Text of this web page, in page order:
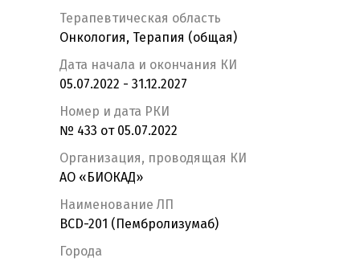
Терапевтическая область
Онкология, Терапия (общая)
Дата начала и окончания КИ
05.07.2022 - 31.12.2027
Номер и дата РКИ
№ 433 от 05.07.2022
Организация, проводящая КИ
АО «БИОКАД»
Наименование ЛП
BCD-201 (Пембролизумаб)
Города